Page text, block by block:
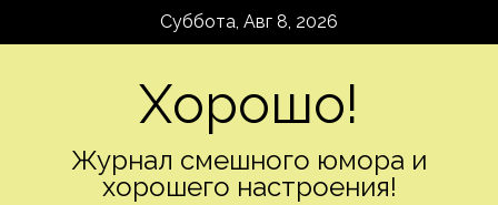
Суббота, Авг 8, 2026
Хорошо!
Журнал смешного юмора и
хорошего настроения!